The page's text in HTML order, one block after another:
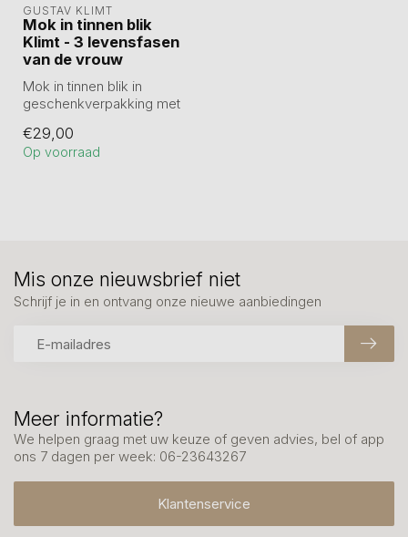
GUSTAV KLIMT
Mok in tinnen blik
Klimt - 3 levensfasen
van de vrouw
Mok in tinnen blik in
geschenkverpakking met
vrouw. Bli...
€29,00
Op voorraad
Meer informatie?
We helpen graag met uw keuze of geven advies, bel of app
ons 7 dagen per week: 06-23643267
Klantenservice
Mis onze nieuwsbrief niet
Schrijf je in en ontvang onze nieuwe aanbiedingen